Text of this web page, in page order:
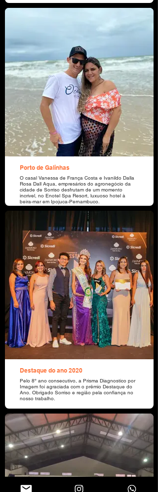
Porto de Galinhas
O casal Vanessa de França Costa e Ivanildo Dalla
Rosa Dall Aqua, empresários do agronegócio da
cidade de Sorriso desfrutam de um momento
incrível, no Enotel Spa Resort, luxuoso hotel à
beira-mar em Ipojuca-Pernambuco.
Destaque do ano 2020
Pelo 8º ano consecutivo, a Prisma Diagnostico por
Imagem foi agraciada com o prêmio Destaque do
Ano. Obrigado Sorriso e região pela confiança no
nosso trabalho.